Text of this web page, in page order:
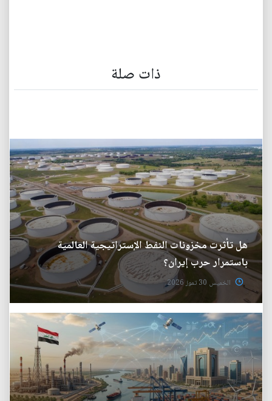
ذات صلة
هل تأثرت مخزونات النفط الإستراتيجية العالمية
باستمرار حرب إيران؟
الخميس 30 تموز 2026